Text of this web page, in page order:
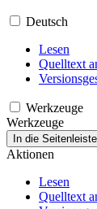
Deutsch
Lesen
Quelltext
Werkzeuge
Werkzeuge
In die
Aktionen
Lesen
Quelltext